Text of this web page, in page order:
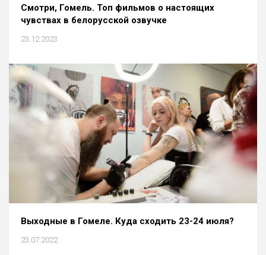
Cмотри, Гомель. Топ фильмов о настоящих
чувствах в белорусской озвучке
23.12.2023
Выходные в Гомеле. Куда сходить 23-24 июля?
23.07.2022